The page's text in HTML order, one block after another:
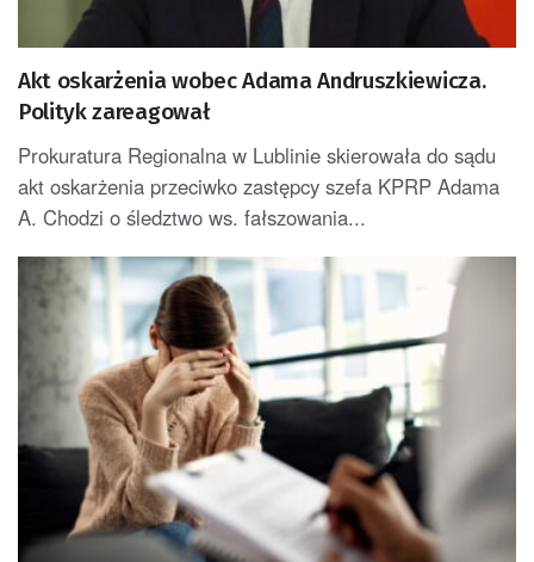
Akt oskarżenia wobec Adama Andruszkiewicza.
Polityk zareagował
Prokuratura Regionalna w Lublinie skierowała do sądu
akt oskarżenia przeciwko zastępcy szefa KPRP Adama
A. Chodzi o śledztwo ws. fałszowania...